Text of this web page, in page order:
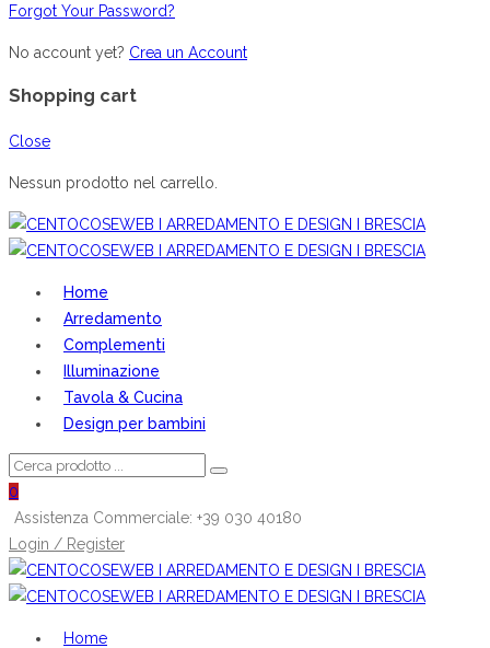
Forgot Your Password?
No account yet? Crea un Account
Shopping cart
Close
Nessun prodotto nel carrello.
Home
Arredamento
Complementi
Illuminazione
Tavola & Cucina
Design per bambini
0
Assistenza Commerciale: +39 030 40180
Login / Register
Home